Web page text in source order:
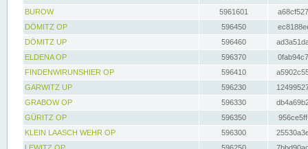
BUROW
5961601
DÖMITZ OP
596450
DÖMITZ UP
596460
ELDENA OP
596370
FINDENWIRUNSHIER OP
596410
GARWITZ UP
596230
GRABOW OP
596330
GÜRITZ OP
596350
KLEIN LAASCH WEHR OP
596300